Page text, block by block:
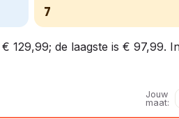
7
129,99; de laagste is € 97,99.
Jouw
maat: